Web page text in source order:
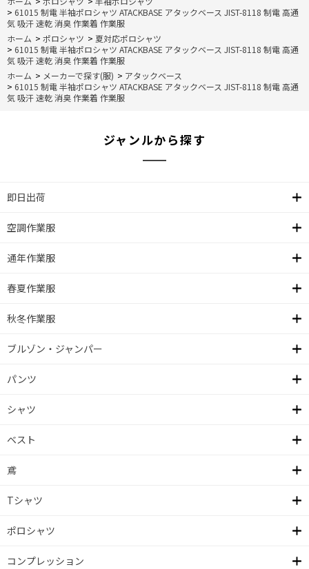
> 61015 制電 半袖ポロシャツ ATACKBASE アタックベース JIST-8118 制電 高通
気 吸汗 速乾 消臭 作業着 作業服
ホーム > ポロシャツ > 夏対応ポロシャツ
> 61015 制電 半袖ポロシャツ ATACKBASE アタックベース JIST-8118 制電 高通
気 吸汗 速乾 消臭 作業着 作業服
ホーム > メーカーで探す(服) > アタックベース
> 61015 制電 半袖ポロシャツ ATACKBASE アタックベース JIST-8118 制電 高通
気 吸汗 速乾 消臭 作業着 作業服
ジャンルから探す
即日出荷
空調作業服
通年作業服
春夏作業服
秋冬作業服
ブルゾン・ジャンパー
パンツ
シャツ
ベスト
鳶
Tシャツ
ポロシャツ
コンプレッション